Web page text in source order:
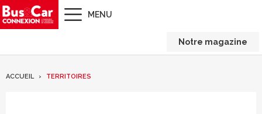
MENU
Notre magazine
ACCUEIL TERRITOIRES